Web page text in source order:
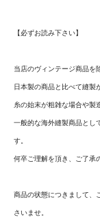
【必ずお読み下さい】
当店のヴィンテージ商品を
日本製の商品と比べて縫製
糸の始末が粗雑な場合や製
一般的な海外縫製商品とし
す。
何卒ご理解を頂き、ご了承
商品の状態につきまして、
さいませ。